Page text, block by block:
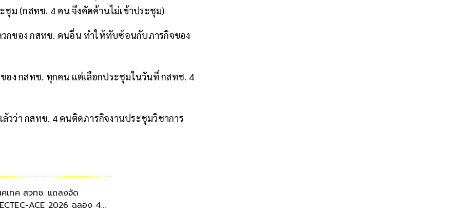
ม (กสทช. 4 คน จึงคัดค้านไม่เข้าประชุม)
กของ กสทช. คนอื่น ทำให้ทับซ้อนกับภารกิจของ
อง กสทช. ทุกคน แต่เลือกประชุมในวันที่ กสทช. 4
ว่า กสทช. 4 คนติดภารกิจงานประชุมวิชาการ
คเทค สวทช. แถลงจัด
ACE 2026 ฉลอง 40